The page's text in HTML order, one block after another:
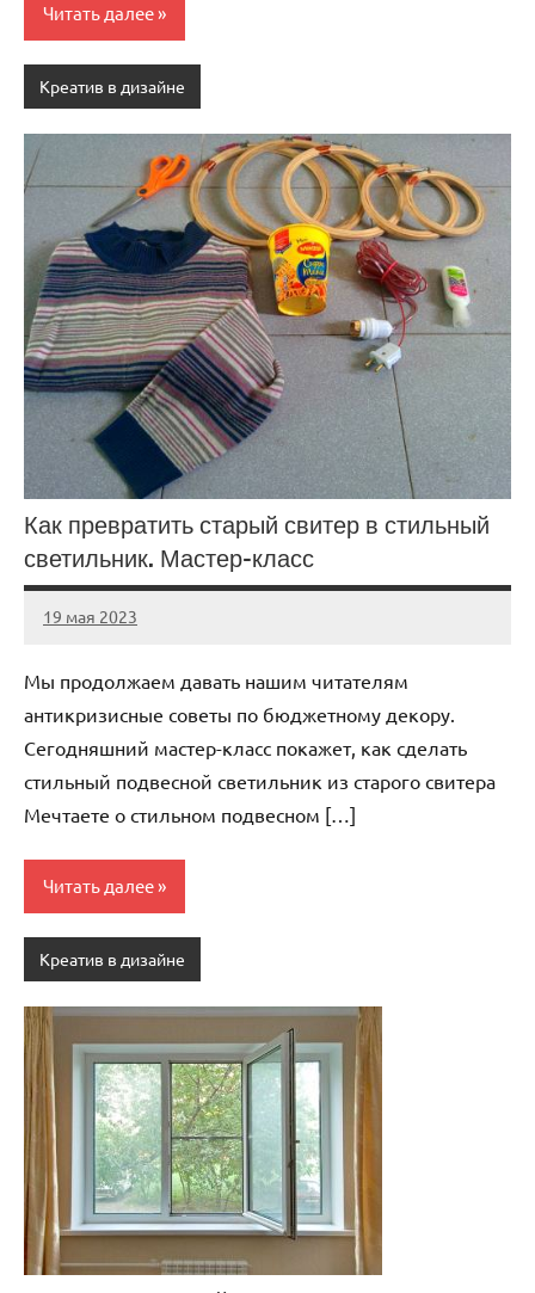
Читать далее
Креатив в дизайне
Как превратить старый свитер в стильный
светильник. Мастер-класс
19 мая 2023
ntru_ru
Нет
Мы продолжаем давать нашим читателям
антикризисные советы по бюджетному декору.
Сегодняшний мастер-класс покажет, как сделать
стильный подвесной светильник из старого свитера
Мечтаете о стильном подвесном […]
Читать далее
Креатив в дизайне